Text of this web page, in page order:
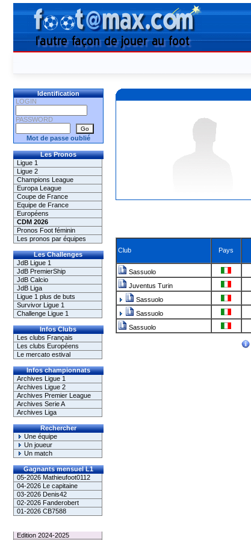
Identification
LOGIN
PASSWORD
Mot de passe oublié
Les Pronos
Ligue 1
Ligue 2
Champions League
Europa League
Coupe de France
Equipe de France
Européens
CDM 2026
Pronos Foot féminin
Les pronos par équipes
Les Challenges
JdB Ligue 1
JdB PremierShip
JdB Calcio
JdB Liga
Ligue 1 plus de buts
Survivor Ligue 1
Challenge Ligue 1
Infos Clubs
Les clubs Français
Les clubs Européens
Le mercato estival
Infos championnats
Archives Ligue 1
Archives Ligue 2
Archives Premier League
Archives Serie A
Archives Liga
Rechercher
Une équipe
Un joueur
Un match
Gagnants mensuel L1
05-2026 Mathieufoot0112
04-2026 Le capitaine
03-2026 Denis42
02-2026 Fanderobert
01-2026 CB7588
Edition 2024-2025
Club Pays
Sassuolo
Juventus Turin
Sassuolo
Sassuolo
Sassuolo